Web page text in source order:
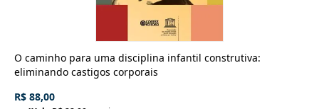
O caminho para uma disciplina infantil construtiva:
eliminando castigos corporais
R$ 88,00